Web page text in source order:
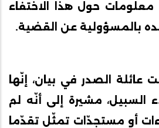
معلومات حول هذا الاختفاء
بالمسؤولية عن القضية.
عائلة الصدر في بيان، إنّها
السبيل، مشيرة إلى أنّه لم
أو مستجدّات تمثّل تقدّما